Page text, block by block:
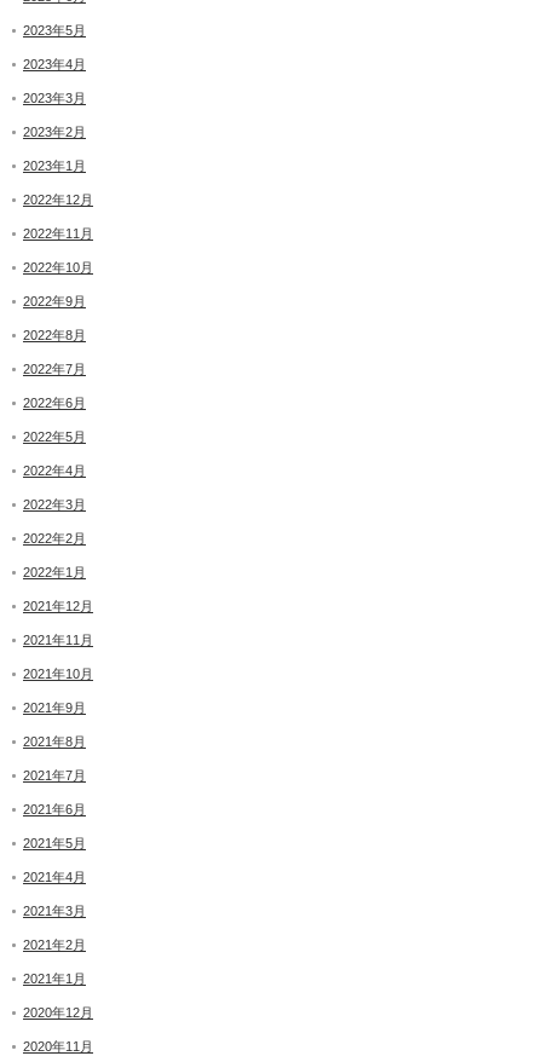
2023年5月
2023年4月
2023年3月
2023年2月
2023年1月
2022年12月
2022年11月
2022年10月
2022年9月
2022年8月
2022年7月
2022年6月
2022年5月
2022年4月
2022年3月
2022年2月
2022年1月
2021年12月
2021年11月
2021年10月
2021年9月
2021年8月
2021年7月
2021年6月
2021年5月
2021年4月
2021年3月
2021年2月
2021年1月
2020年12月
2020年11月